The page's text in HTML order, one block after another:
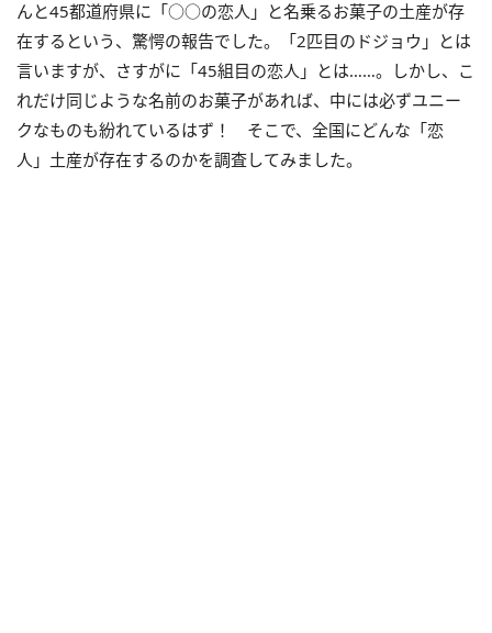
んと45都道府県に「○○の恋人」と名乗るお菓子の土産が存
在するという、驚愕の報告でした。「2匹目のドジョウ」とは
言いますが、さすがに「45組目の恋人」とは……。しかし、こ
れだけ同じような名前のお菓子があれば、中には必ずユニー
クなものも紛れているはず！ そこで、全国にどんな「恋
人」土産が存在するのかを調査してみました。